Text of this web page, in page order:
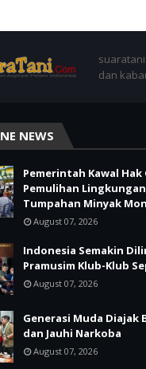
dan
NEWS
Pemerintah Kawal
Pemulihan
Tumpahan Minyak
August 07, 2026
Indonesia Semakin
Pramusim Klub-Klub
August 07, 2026
Generasi Muda
dan Jauhi Narkoba
August 07, 2026